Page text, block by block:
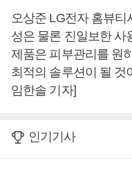
오상준 LG전자 홈뷰티
성은 물론 진일보한 사
제품은 피부관리를 원
최적의 솔루션이 될 것
임한솔 기자]
인기기사